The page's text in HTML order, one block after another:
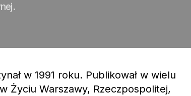
w 1991 roku. Publikował w wielu
Życiu Warszawy, Rzeczpospolitej,